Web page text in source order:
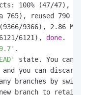
100% (47/47),
765), reused 790
9366), 2.86
6121), done.
.
state. You can
and you can discard
branches by